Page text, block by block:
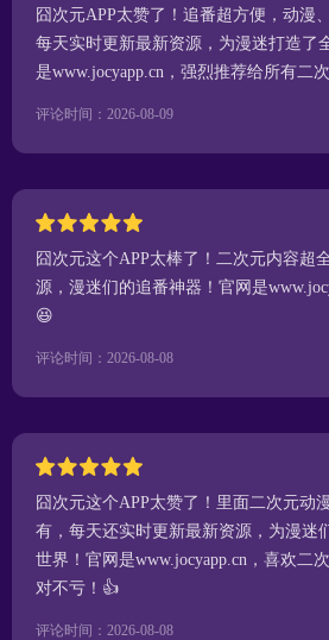
囧次元APP太赞了！追番超方便，动漫
每天实时更新最新资源，为漫迷打造了
是www.jocyapp.cn，强烈推荐给所有二
评论时间：2026-08-09
囧次元这个APP太棒了！二次元内容超
源，漫迷们的追番神器！官网是
😆
评论时间：2026-08-08
囧次元这个APP太赞了！里面二次元动
有，每天还实时更新最新资源，为漫迷
世界！官网是www.jocyapp.cn，喜欢二
对不亏！👍
评论时间：2026-08-08